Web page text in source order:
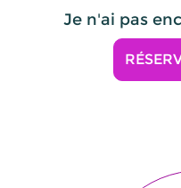
Je n'ai pas